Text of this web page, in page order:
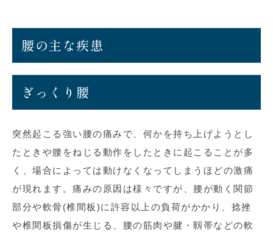
腰の主な疾患
ぎっくり腰
突然起こる強い腰の痛みで、何かを持ち上げようとし
たときや腰をねじる動作をしたときに起こることが多
く、場合によっては動けなくなってしまうほどの激痛
が現れます。痛みの原因は様々ですが、腰が動く関節
部分や軟骨(椎間板)に許容以上の負荷がかかり、捻挫
や椎間板損傷が生じる、腰の筋肉や腱・靱帯などの軟